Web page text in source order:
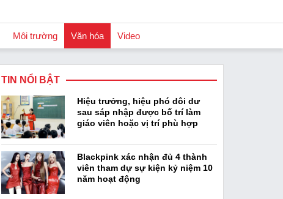
Môi trường Văn hóa
Podcast
Video
TIN NỔI BẬT
Hiệu trưởng, hiệu phó dôi dư
sau sáp nhập được bố trí làm
giáo viên hoặc vị trí phù hợp
Blackpink xác nhận đủ 4 thành
viên tham dự sự kiện kỷ niệm 10
năm hoạt động